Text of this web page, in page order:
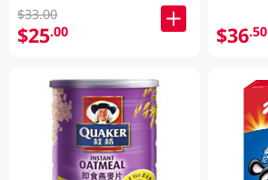
$33.00
$25.00 $36.50